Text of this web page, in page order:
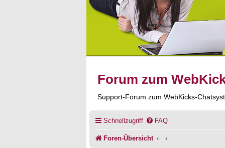
Forum zum
Support-Forum zum WebKicks-
Schnellzugriff FAQ
Foren-Übersicht